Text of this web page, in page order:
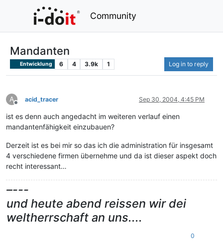
Community
Mandanten
Entwicklung 6 4 3.9k 1 Log in to reply
A
Offline
acid_tracer Sep 30, 2004, 4:45 PM
ist es denn auch angedacht im weiteren verlauf einen
mandantenfähigkeit einzubauen?
Derzeit ist es bei mir so das ich die administration für insgesamt
4 verschiedene firmen übernehme und da ist dieser aspekt doch
recht interessant…
–---
und heute abend reissen wir dei
weltherrschaft an uns....
0